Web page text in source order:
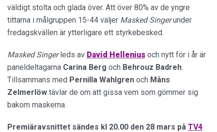
väldigt stolta och glada över. Att över 80% av de yngre
tittarna i målgruppen 15-44 väljer Masked Singerunder
fredagskvällen är ytterligare ett styrkebesked.
Masked Singerleds av David Hellenius och nytt för i år är
paneldeltagarna Carina Berg och Behrouz Badreh.
Tillsammans med Pernilla Wahlgren och Måns
Zelmerlöw tävlar de om att gissa vem som gömmer sig
bakom maskerna.
Premiäravsnittet sändes kl 20.00 den 28 mars på TV4